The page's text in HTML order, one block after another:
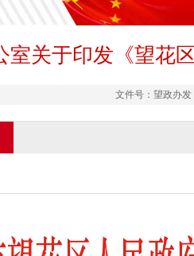
室关于印发《望花
文件号：望政办